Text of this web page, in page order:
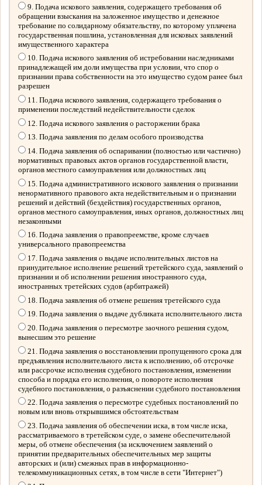
9. Подача искового заявления, содержащего требования об
обращении взыскания на заложенное имущество и денежное
требование по солидарному обязательству, по которому уплачена
государственная пошлина, установленная для исковых заявлений
имущественного характера
10. Подача искового заявления об истребовании наследниками
принадлежащей им доли имущества при условии, что спор о
признании права собственности на это имущество судом ранее был
разрешен
11. Подача искового заявления, содержащего требования о
применении последствий недействительности сделок
12. Подача искового заявления о расторжении брака
13. Подача заявления по делам особого производства
14. Подача заявления об оспаривании (полностью или частично)
нормативных правовых актов органов государственной власти,
органов местного самоуправления или должностных лиц
15. Подача административного искового заявления о признании
ненормативного правового акта недействительным и о признании
решений и действий (бездействия) государственных органов,
органов местного самоуправления, иных органов, должностных лиц
незаконными
16. Подача заявления о правопреемстве, кроме случаев
универсального правопреемства
17. Подача заявления о выдаче исполнительных листов на
принудительное исполнение решений третейского суда, заявлений о
признании и об исполнении решения иностранного суда,
иностранных третейских судов (арбитражей)
18. Подача заявления об отмене решения третейского суда
19. Подача заявления о выдаче дубликата исполнительного листа
20. Подача заявления о пересмотре заочного решения судом,
вынесшим это решение
21. Подача заявления о восстановлении пропущенного срока для
предъявления исполнительного листа к исполнению, об отсрочке
или рассрочке исполнения судебного постановления, изменении
способа и порядка его исполнения, о повороте исполнения
судебного постановления, о разъяснении судебного постановления
22. Подача заявления о пересмотре судебных постановлений по
новым или вновь открывшимся обстоятельствам
23. Подача заявления об обеспечении иска, в том числе иска,
рассматриваемого в третейском суде, о замене обеспечительной
меры, об отмене обеспечения (за исключением заявлений о
принятии предварительных обеспечительных мер защиты
авторских и (или) смежных прав в информационно-
телекоммуникационных сетях, в том числе в сети "Интернет")